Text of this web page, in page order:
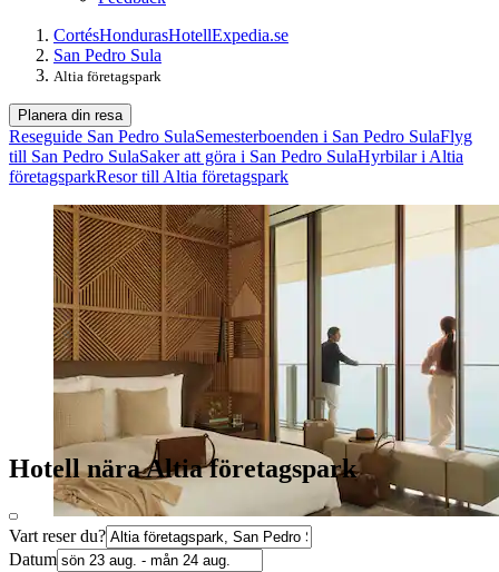
CortésHondurasHotellExpedia.se
San Pedro Sula
Altia företagspark
Planera din resa
Reseguide San Pedro SulaSemesterboenden i San Pedro SulaFlyg
till San Pedro SulaSaker att göra i San Pedro SulaHyrbilar i Altia
företagsparkResor till Altia företagspark
Hotell nära Altia företagspark
Vart reser du?
Datum